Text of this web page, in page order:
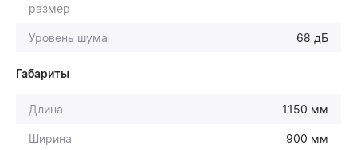
размер
Уровень шума 68 дБ
Габариты
Длина 1150 мм
Ширина 900 мм